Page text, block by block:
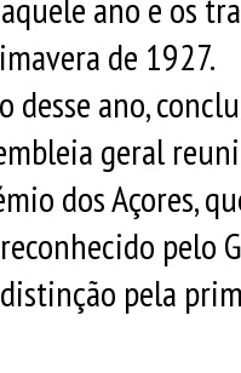
de 1927.
desse ano,
geral
dos Açores,
pelo
pela